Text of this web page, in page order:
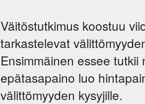
Väitöstutkimus koostuu
tarkastelevat
Ensimmäinen essee
epätasapaino luo
välittömyyden kysyjille.